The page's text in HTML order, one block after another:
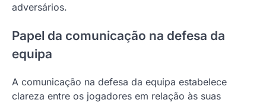
adversários.
Papel da comunicação na defesa da
equipa
A comunicação na defesa da equipa estabelece
clareza entre os jogadores em relação às suas